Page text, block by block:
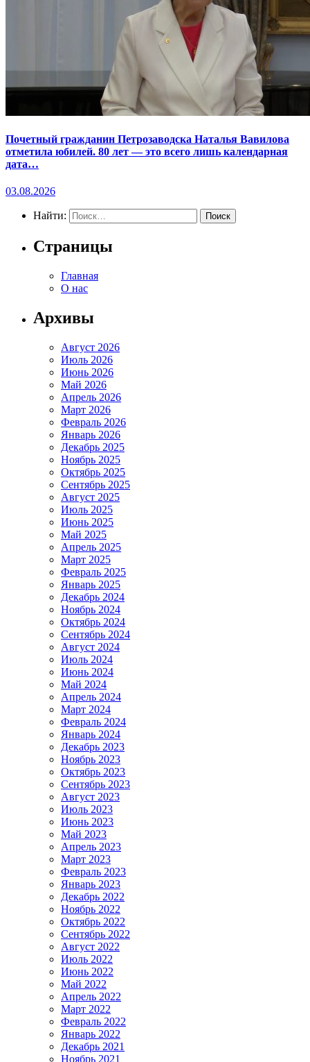
Почетный гражданин Петрозаводска Наталья Вавилова
отметила юбилей. 80 лет — это всего лишь календарная
дата…
03.08.2026
Найти:
Страницы
Главная
О нас
Архивы
Август 2026
Июль 2026
Июнь 2026
Май 2026
Апрель 2026
Март 2026
Февраль 2026
Январь 2026
Декабрь 2025
Ноябрь 2025
Октябрь 2025
Сентябрь 2025
Август 2025
Июль 2025
Июнь 2025
Май 2025
Апрель 2025
Март 2025
Февраль 2025
Январь 2025
Декабрь 2024
Ноябрь 2024
Октябрь 2024
Сентябрь 2024
Август 2024
Июль 2024
Июнь 2024
Май 2024
Апрель 2024
Март 2024
Февраль 2024
Январь 2024
Декабрь 2023
Ноябрь 2023
Октябрь 2023
Сентябрь 2023
Август 2023
Июль 2023
Июнь 2023
Май 2023
Апрель 2023
Март 2023
Февраль 2023
Январь 2023
Декабрь 2022
Ноябрь 2022
Октябрь 2022
Сентябрь 2022
Август 2022
Июль 2022
Июнь 2022
Май 2022
Апрель 2022
Март 2022
Февраль 2022
Январь 2022
Декабрь 2021
Ноябрь 2021